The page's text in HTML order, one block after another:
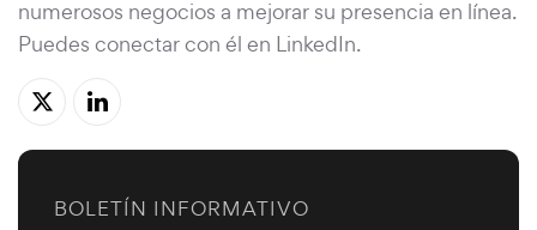
numerosos negocios a mejorar su presencia en línea.
Puedes conectar con él en LinkedIn.
BOLETÍN INFORMATIVO